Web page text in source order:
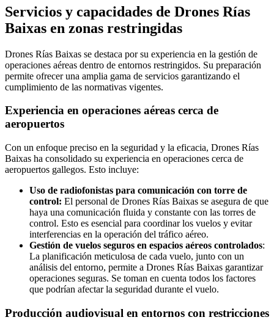
Servicios y capacidades de Drones Rías
Baixas en zonas restringidas
Drones Rías Baixas se destaca por su experiencia en la gestión de
operaciones aéreas dentro de entornos restringidos. Su preparación
permite ofrecer una amplia gama de servicios garantizando el
cumplimiento de las normativas vigentes.
Experiencia en operaciones aéreas cerca de
aeropuertos
Con un enfoque preciso en la seguridad y la eficacia, Drones Rías
Baixas ha consolidado su experiencia en operaciones cerca de
aeropuertos gallegos. Esto incluye:
Uso de radiofonistas para comunicación con torre de
control: El personal de Drones Rías Baixas se asegura de que
haya una comunicación fluida y constante con las torres de
control. Esto es esencial para coordinar los vuelos y evitar
interferencias en la operación del tráfico aéreo.
Gestión de vuelos seguros en espacios aéreos controlados:
La planificación meticulosa de cada vuelo, junto con un
análisis del entorno, permite a Drones Rías Baixas garantizar
operaciones seguras. Se toman en cuenta todos los factores
que podrían afectar la seguridad durante el vuelo.
Producción audiovisual en entornos con restricciones